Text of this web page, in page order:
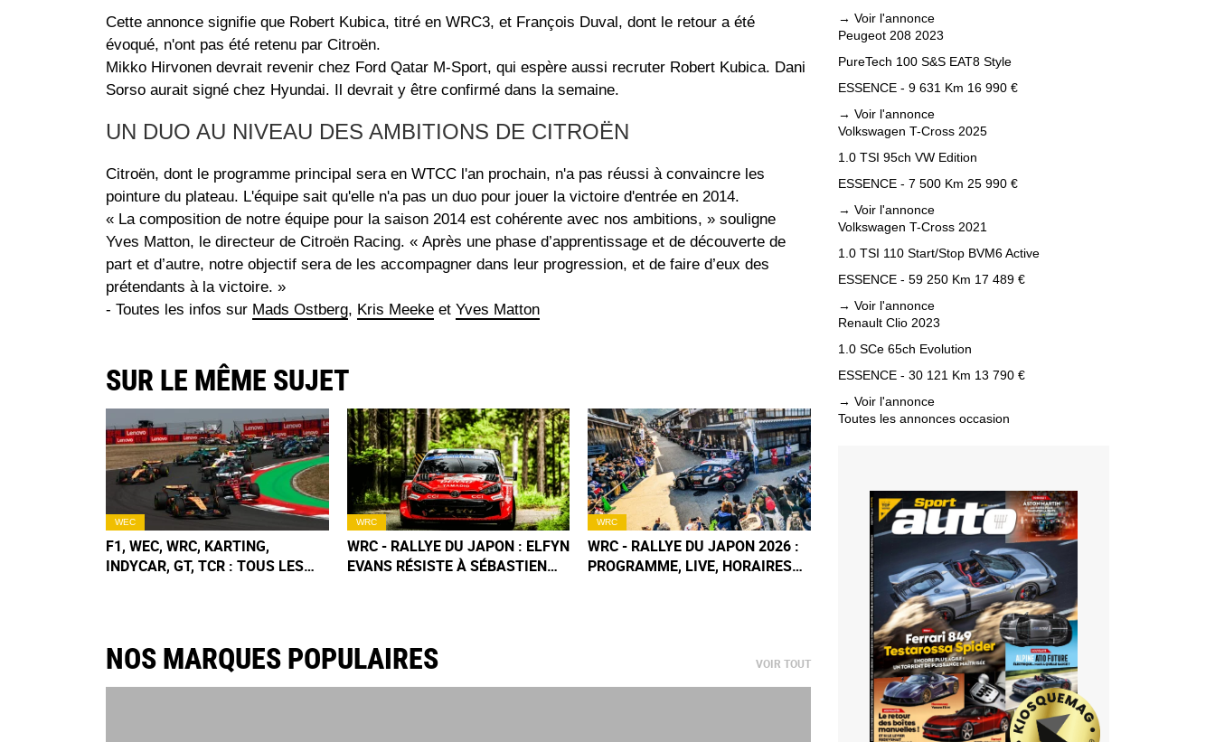
Cette annonce signifie que Robert Kubica, titré en WRC3, et François Duval, dont le retour a été
évoqué, n'ont pas été retenu par Citroën.
Mikko Hirvonen devrait revenir chez Ford Qatar M-Sport, qui espère aussi recruter Robert Kubica. Dani
Sorso aurait signé chez Hyundai. Il devrait y être confirmé dans la semaine.
UN DUO AU NIVEAU DES AMBITIONS DE CITROËN
Citroën, dont le programme principal sera en WTCC l'an prochain, n'a pas réussi à convaincre les
pointure du plateau. L'équipe sait qu'elle n'a pas un duo pour jouer la victoire d'entrée en 2014.
« La composition de notre équipe pour la saison 2014 est cohérente avec nos ambitions, » souligne
Yves Matton, le directeur de Citroën Racing. « Après une phase d’apprentissage et de découverte de
part et d’autre, notre objectif sera de les accompagner dans leur progression, et de faire d’eux des
prétendants à la victoire. »
- Toutes les infos sur Mads Ostberg, Kris Meeke et Yves Matton
SUR LE MÊME SUJET
WEC
F1, WEC, WRC, KARTING,
INDYCAR, GT, TCR : TOUS LES
WRC
WRC - RALLYE DU JAPON : ELFYN
EVANS RÉSISTE À SÉBASTIEN
WRC
WRC - RALLYE DU JAPON 2026 :
PROGRAMME, LIVE, HORAIRES
NOS MARQUES POPULAIRES VOIR TOUT
→ Voir l'annonce
Peugeot 208 2023
PureTech 100 S&S EAT8 Style
ESSENCE - 9 631 Km 16 990 €
→ Voir l'annonce
Volkswagen T-Cross 2025
1.0 TSI 95ch VW Edition
ESSENCE - 7 500 Km 25 990 €
→ Voir l'annonce
Volkswagen T-Cross 2021
1.0 TSI 110 Start/Stop BVM6 Active
ESSENCE - 59 250 Km 17 489 €
→ Voir l'annonce
Renault Clio 2023
1.0 SCe 65ch Evolution
ESSENCE - 30 121 Km 13 790 €
→ Voir l'annonce
Toutes les annonces occasion